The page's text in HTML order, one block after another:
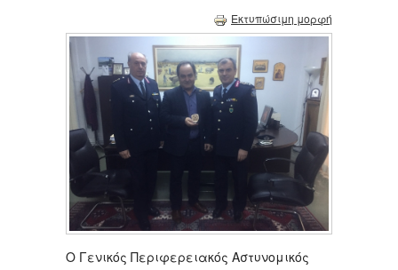
Εκτυπώσιμη μορφή
Ο Γενικός Περιφερειακός Αστυνομικός